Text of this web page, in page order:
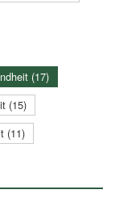
(17)
(15)
(11)